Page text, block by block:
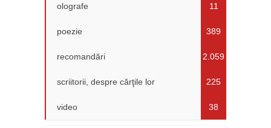
olografe 11
poezie 389
recomandări 2.059
scriitorii, despre cărţile lor 225
video 38